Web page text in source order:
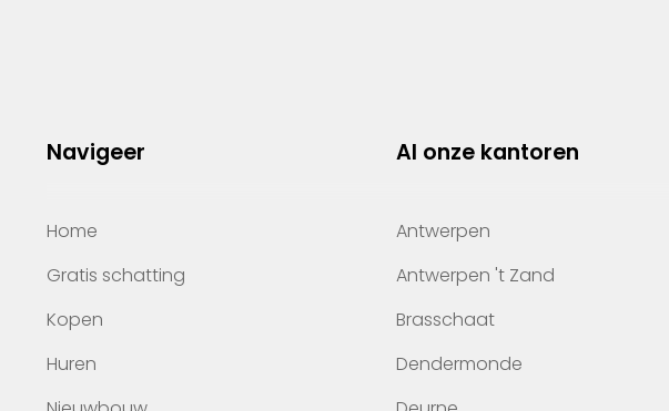
Navigeer
Home
Gratis schatting
Kopen
Huren
Al onze kantoren
Antwerpen
Antwerpen 't Zand
Brasschaat
Dendermonde